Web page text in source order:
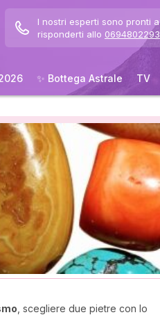
I nostri esperti sono pronti a
risponderti allo 0694802293
✨ Bottega Astrale TV
, scegliere due pietre con lo